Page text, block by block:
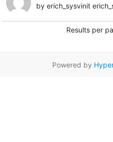
by erich_sysvinit
Results per
Powered by